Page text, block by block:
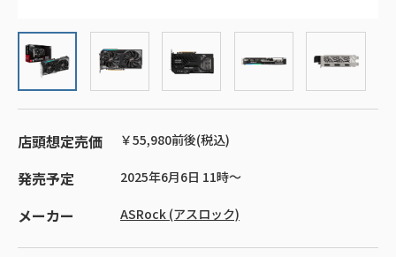
店頭想定売価 ￥55,980前後(税込)
発売予定 2025年6月6日 11時～
メーカー ASRock (アスロック)